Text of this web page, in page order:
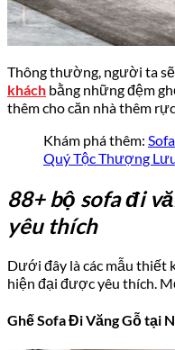
Thông thường, người ta
khách bằng những đệm
thêm cho căn nhà thêm
Khám phá thêm:
Quý Tộc Thượng
88+ bộ sofa đi
yêu thích
Dưới đây là các mẫu thiết
hiện đại được yêu thích.
Ghế Sofa Đi Văng Gỗ tại